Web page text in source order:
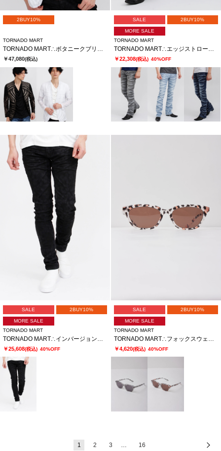
2BUY10%
TORNADO MART
TORNADO MART∴ボタニークブリリオレースノーカラージャケット
￥47,080(税込)
SALE 2BUY10%
MORE SALE
TORNADO MART
TORNADO MART∴エッジストロークシューカットデニム
￥22,308(税込) 40%OFF
SALE 2BUY10%
MORE SALE
TORNADO MART
￥25,608(税込) 40%OFF
SALE 2BUY10%
MORE SALE
TORNADO MART
￥4,620(税込) 40%OFF
1 2 3 16